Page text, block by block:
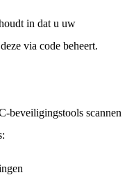
in dat u uw
via code beheert.
beveiligingstools scannen